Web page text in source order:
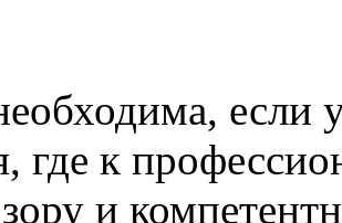
если
где к
и